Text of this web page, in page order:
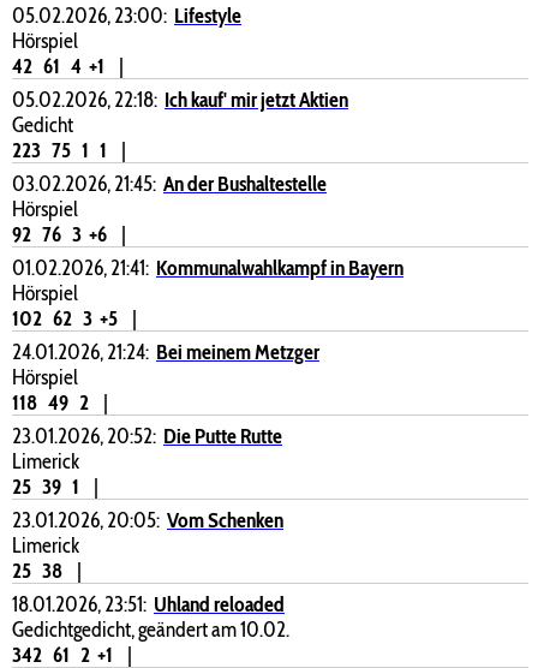
05.02.2026, 23:00: Lifestyle
Hörspiel
42 61 4 +1
|
05.02.2026, 22:18: Ich kauf' mir jetzt Aktien
Gedicht
223 75 1 1
|
03.02.2026, 21:45: An der Bushaltestelle
Hörspiel
92 76 3 +6
|
01.02.2026, 21:41: Kommunalwahlkampf in Bayern
Hörspiel
102 62 3 +5
|
24.01.2026, 21:24: Bei meinem Metzger
Hörspiel
118 49 2
|
23.01.2026, 20:52: Die Putte Rutte
Limerick
25 39 1
|
23.01.2026, 20:05: Vom Schenken
Limerick
25 38
|
18.01.2026, 23:51: Uhland reloaded
Gedichtgedicht, geändert am 10.02.
342 61 2 +1
|